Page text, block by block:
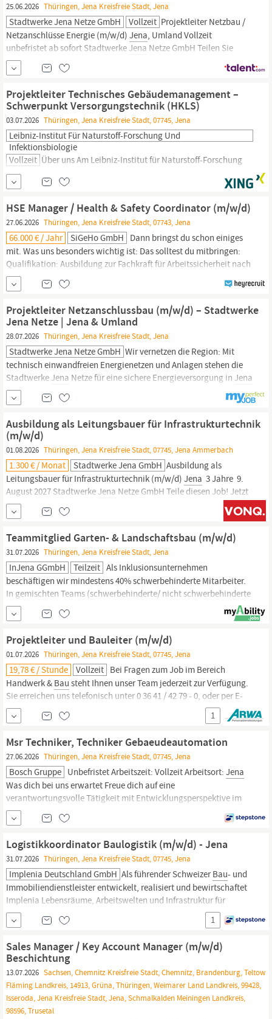
25.06.2026 Thüringen, Jena Kreisfreie Stadt, Jena
Stadtwerke Jena Netze GmbH Vollzeit Projektleiter Netzbau /
Netzanschlüsse Energie (m/w/d) Jena, Umland Vollzeit ​
unbefristet ​ab sofort Stadtwerke Jena Netze GmbH Teilen Sie
diesen Job! Jetzt bewerben Wir vernetzen die Region: Mit
technisch einwandfreien Energienetzen und Anlagen stehen die
und der Region.
Projektleiter Technisches Gebäudemanagement –
Schwerpunkt Versorgungstechnik (HKLS)
03.07.2026 Thüringen, Jena Kreisfreie Stadt, 07745, Jena
Leibniz-Institut Für Naturstoff-Forschung Und
Infektionsbiologie
Vollzeit Über uns Am Leibniz-Institut für Naturstoff-Forschung
und Infektionsbiologie (Leibniz-HKI) erforschen wir die
Pathobiologie von Mikroorganismen und entwickeln neue
Infektionskrankheiten. Aufgaben Zur Unterstützung unseres
TeamsBau- und Gebäudemanagement suchen wir zum
HSE Manager / Health & Safety Coordinator (m/w/d)
27.06.2026 Thüringen, Jena Kreisfreie Stadt, 07743, Jena
66.000 € / Jahr SiGeHo GmbH Dann bringst du schon einiges
mit. Was uns besonders wichtig ist: Das solltest du mitbringen:
Qualifikation: Ausbildung zur Fachkraft für Arbeitssicherheit nach
§ 7 ASiG und DGUV Vorschrift 2 – zwingend erforderlich. Praxis:
Erfahrung im Bereich Arbeitssicherheit, idealerweise in Chemie,
. Flexibilität: Du bist bundesweit
einsetzbar...
Projektleiter Netzanschlussbau (m/w/d) – Stadtwerke
Jena Netze | Jena & Umland
28.07.2026 Thüringen, Jena Kreisfreie Stadt, Jena
Stadtwerke Jena Netze GmbH Wir vernetzen die Region: Mit
technisch einwandfreien Energienetzen und Anlagen stehen die
Stadtwerke Jena Netze für eine sichere Energieversorgung in Jena
und der Region. Gestalten Sie aktiv unsere Energie- und
Versorgungsinfrastruktur. Wir planen und realisieren Projekte
Ausbildung als Leitungsbauer für Infrastrukturtechnik
(m/w/d)
01.08.2026 Thüringen, Jena Kreisfreie Stadt, 07745, Jena Ammerbach
1.300 € / Monat Stadtwerke Jena GmbH Ausbildung als
Leitungsbauer für Infrastrukturtechnik (m/w/d) Jena ​ 3 Jahre ​ 9.
August 2027 Stadtwerke Jena Netze GmbH Teile diesen Job! Jetzt
bewerben Wir vernetzen die Region: Mit technisch einwandfreien
Energienetzen und Anlagen stehen die Stadtwerke
Netze für
Teammitglied Garten- & Landschaftsbau (m/w/d)
31.07.2026 Thüringen, Jena Kreisfreie Stadt, Jena
InJena GGmbH Teilzeit Als Inklusionsunternehmen
beschäftigen wir mindestens 40% schwerbehinderte Mitarbeiter.
In gemischten Teams (schwerbehinderte/ nicht schwerbehinderte
KollegInnen) arbeiten wir in verschiedenen Gewerken,
vorwiegend im Garten- und Landschaftsbau. Sie haben Interesse
an: Handwerk, Garten- und Landschaftsbau, Forst und
Arbeitszeiten (7:15 – 15:00...
Projektleiter und Bauleiter (m/w/d)
01.07.2026 Thüringen, Jena Kreisfreie Stadt, 07745, Jena
19,78 € / Stunde Vollzeit Bei Fragen zum Job im Bereich
Handwerk & Bau steht Ihnen unser Team jederzeit zur Verfügung.
Sie erreichen uns telefonisch unter 0 36 41 / 42 79 - 0, oder per E-
Mail
@arwa.de von Montag bis Donnerstag von 08:00 bis
17:00 Uhr und am Freitag von 08:00 bis 15:00 Uhr. Mit Ihrer
1
Msr Techniker, Techniker Gebaeudeautomation
27.06.2026 Thüringen, Jena Kreisfreie Stadt, 07745, Jena
Bosch Gruppe Unbefristet Arbeitszeit: Vollzeit Arbeitsort: Jena
Was dich bei uns erwartet Freue dich auf eine
verantwortungsvolle Tätigkeit mit Entwicklungsperspektive im
Bereich Gebäudeautomation - eingebettet in ein professionelles
Umfeld mit attraktiven Rahmenbedingungen: 30 Tage Urlaub
sowie zusätzliche Freistellungen zu besonderen
Logistikkoordinator Baulogistik (m/w/d) - Jena
31.07.2026 Thüringen, Jena Kreisfreie Stadt, 07745, Jena
Implenia Deutschland GmbH Als führender SchweizerBau- und
Immobiliendienstleister entwickelt, realisiert und bewirtschaftet
Implenia Lebensräume, Arbeitswelten und Infrastruktur für
künftige Generationen in der Schweiz und in Deutschland. Zudem
bietet Implenia in weiteren Märkten Tunnelbau- und damit
verbundene Infrastrukturprojekte.
1
Sales Manager / Key Account Manager (m/w/d)
Beschichtung
13.07.2026 Sachsen, Chemnitz Kreisfreie Stadt, Chemnitz, Brandenburg, Teltow
Fläming Landkreis, 14913, Grüna, Thüringen, Weimarer Land Landkreis, 99428,
Isseroda, Jena Kreisfreie Stadt, Jena, Schmalkalden Meiningen Landkreis,
98596, Trusetal